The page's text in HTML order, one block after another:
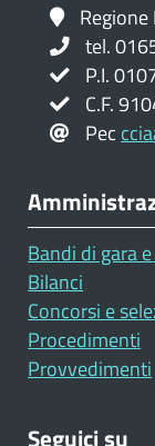
tel.
P.I.
C.F.
Pec
Bandi di gara
Bilanci
Concorsi e
Procedimenti
Provvedimenti
Seguici su